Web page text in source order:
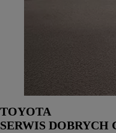
TOYOTA
SERWIS DOBRYCH